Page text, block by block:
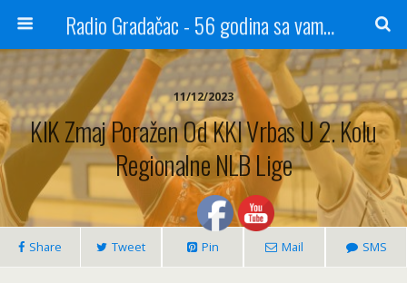
Radio Gradačac - 56 godina sa vama...
11/12/2023
KIK Zmaj Poražen Od KKI Vrbas U 2. Kolu
Regionalne NLB Lige
Share Tweet Pin Mail SMS